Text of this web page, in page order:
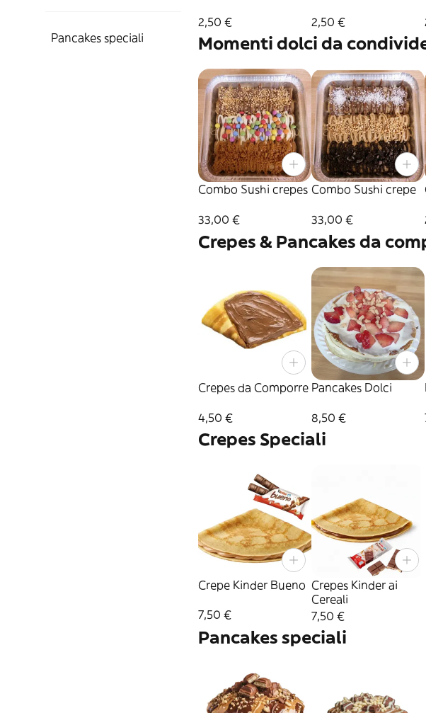
Pancakes speciali
2,50 € 2,50 €
Momenti dolci da
Combo Sushi crepes
33,00 €
Combo Sushi crepe
33,00 €
Crepes & Pancakes da
Crepes da Comporre
4,50 €
Pancakes Dolci
8,50 €
Crepes Speciali
Crepe Kinder Bueno
7,50 €
Crepes Kinder ai
Cereali
7,50 €
Pancakes speciali